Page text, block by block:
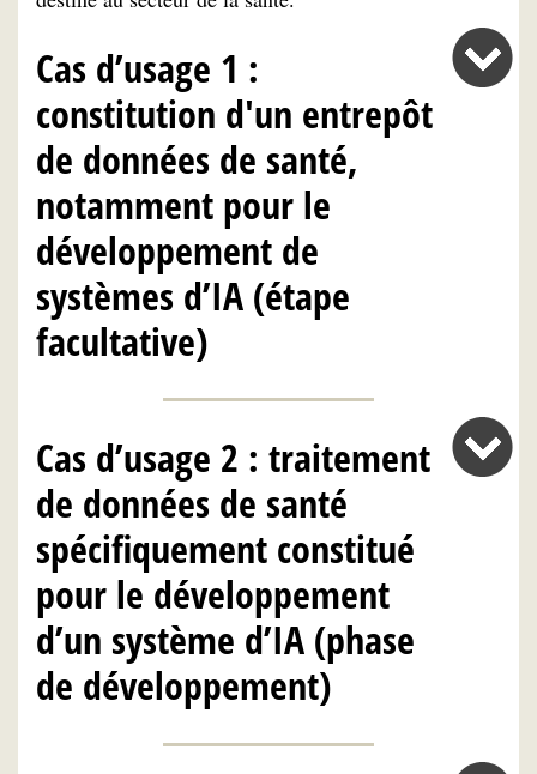
Cas d’usage 1 :
constitution d'un entrepôt
de données de santé,
notamment pour le
développement de
systèmes d’IA (étape
facultative)
Cas d’usage 2 : traitement
de données de santé
spécifiquement constitué
pour le développement
d’un système d’IA (phase
de développement)